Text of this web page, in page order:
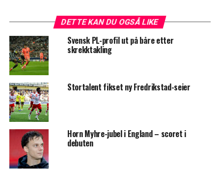
DETTE KAN DU OGSÅ LIKE
Svensk PL-profil ut på båre etter
skrekktakling
Stortalent fikset ny Fredrikstad-seier
Horn Myhre-jubel i England – scoret i
debuten